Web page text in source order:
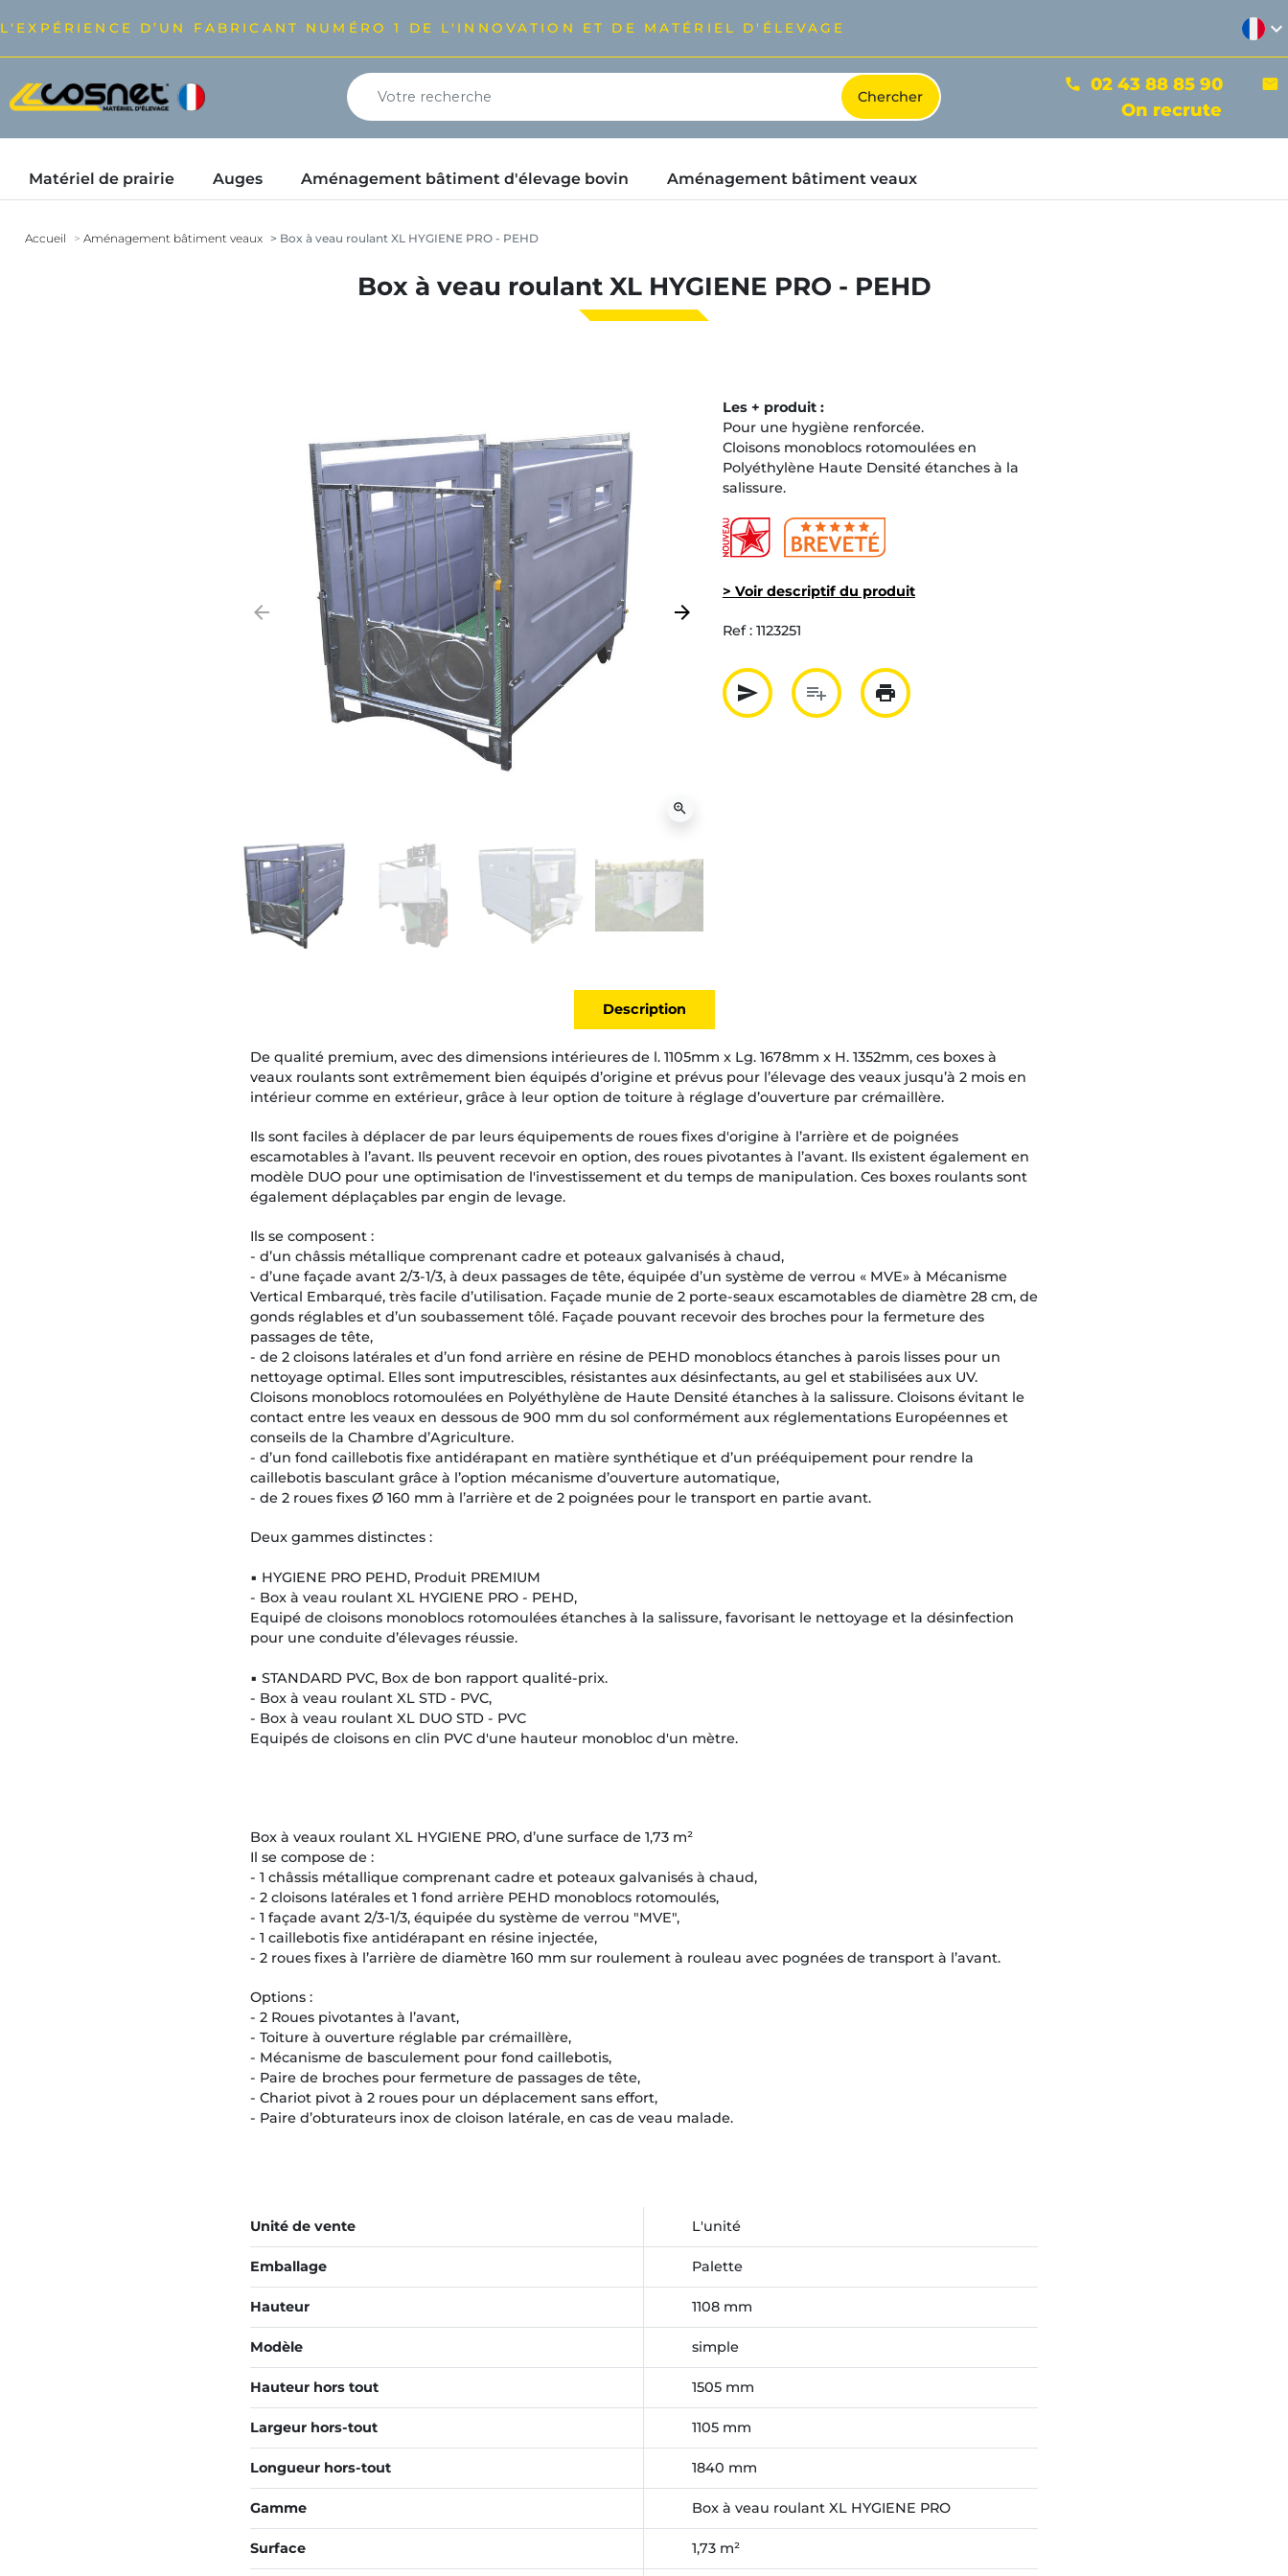
L'EXPÉRIENCE D’UN FABRICANT NUMÉRO 1 DE L'INNOVATION ET DE MATÉRIEL D'ÉLEVAGE expand_more
phone 02 43 88 85 90 mail
On recrute
Matériel de prairie Auges Aménagement bâtiment d'élevage bovin Aménagement bâtiment veaux
Accueil Aménagement bâtiment veaux Box à veau roulant XL HYGIENE PRO - PEHD
Box à veau roulant XL HYGIENE PRO - PEHD
Précédent
arrow_backward Suivant
arrow_forward
zoom_in
Les + produit :
Pour une hygiène renforcée.
Cloisons monoblocs rotomoulées en
Polyéthylène Haute Densité étanches à la
salissure.
> Voir descriptif du produit
Ref : 1123251
send
Partager par mail
playlist_add
Ajouter à la liste
print
Imprimer
Description
De qualité premium, avec des dimensions intérieures de l. 1105mm x Lg. 1678mm x H. 1352mm, ces boxes à
veaux roulants sont extrêmement bien équipés d’origine et prévus pour l’élevage des veaux jusqu’à 2 mois en
intérieur comme en extérieur, grâce à leur option de toiture à réglage d’ouverture par crémaillère.
Ils sont faciles à déplacer de par leurs équipements de roues fixes d'origine à l’arrière et de poignées
escamotables à l’avant. Ils peuvent recevoir en option, des roues pivotantes à l’avant. Ils existent également en
modèle DUO pour une optimisation de l'investissement et du temps de manipulation. Ces boxes roulants sont
également déplaçables par engin de levage.
Ils se composent :
- d’un châssis métallique comprenant cadre et poteaux galvanisés à chaud,
- d’une façade avant 2/3-1/3, à deux passages de tête, équipée d’un système de verrou « MVE» à Mécanisme
Vertical Embarqué, très facile d’utilisation. Façade munie de 2 porte-seaux escamotables de diamètre 28 cm, de
gonds réglables et d’un soubassement tôlé. Façade pouvant recevoir des broches pour la fermeture des
passages de tête,
- de 2 cloisons latérales et d’un fond arrière en résine de PEHD monoblocs étanches à parois lisses pour un
nettoyage optimal. Elles sont imputrescibles, résistantes aux désinfectants, au gel et stabilisées aux UV.
Cloisons monoblocs rotomoulées en Polyéthylène de Haute Densité étanches à la salissure. Cloisons évitant le
contact entre les veaux en dessous de 900 mm du sol conformément aux réglementations Européennes et
conseils de la Chambre d’Agriculture.
- d’un fond caillebotis fixe antidérapant en matière synthétique et d’un prééquipement pour rendre la
caillebotis basculant grâce à l’option mécanisme d’ouverture automatique,
- de 2 roues fixes Ø 160 mm à l’arrière et de 2 poignées pour le transport en partie avant.
Deux gammes distinctes :
▪ HYGIENE PRO PEHD, Produit PREMIUM
- Box à veau roulant XL HYGIENE PRO - PEHD,
Equipé de cloisons monoblocs rotomoulées étanches à la salissure, favorisant le nettoyage et la désinfection
pour une conduite d’élevages réussie.
▪ STANDARD PVC, Box de bon rapport qualité-prix.
- Box à veau roulant XL STD - PVC,
- Box à veau roulant XL DUO STD - PVC
Equipés de cloisons en clin PVC d'une hauteur monobloc d'un mètre.
Box à veaux roulant XL HYGIENE PRO, d’une surface de 1,73 m²
Il se compose de :
- 1 châssis métallique comprenant cadre et poteaux galvanisés à chaud,
- 2 cloisons latérales et 1 fond arrière PEHD monoblocs rotomoulés,
- 1 façade avant 2/3-1/3, équipée du système de verrou "MVE",
- 1 caillebotis fixe antidérapant en résine injectée,
- 2 roues fixes à l’arrière de diamètre 160 mm sur roulement à rouleau avec pognées de transport à l’avant.
Options :
- 2 Roues pivotantes à l’avant,
- Toiture à ouverture réglable par crémaillère,
- Mécanisme de basculement pour fond caillebotis,
- Paire de broches pour fermeture de passages de tête,
- Chariot pivot à 2 roues pour un déplacement sans effort,
- Paire d’obturateurs inox de cloison latérale, en cas de veau malade.
Unité de vente L'unité
Emballage Palette
Hauteur 1108 mm
Modèle simple
Hauteur hors tout 1505 mm
Largeur hors-tout 1105 mm
Longueur hors-tout 1840 mm
Gamme Box à veau roulant XL HYGIENE PRO
Surface 1,73 m²